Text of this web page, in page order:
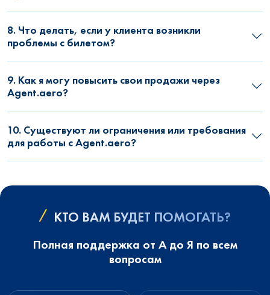
8. Что делать, если у клиента возникли
проблемы с билетом?
9. Как я могу повысить свои продажи через
Agent.aero?
10. Существуют ли ограничения или требования
для работы с Agent.aero?
КТО ВАМ БУДЕТ ПОМОГАТЬ?
Полная поддержка от А до Я по всем
вопросам